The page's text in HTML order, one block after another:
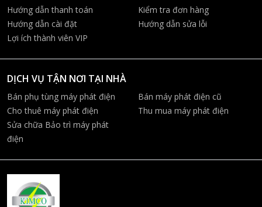
Hướng dẫn thanh toán
Kiểm tra đơn hàng
Hướng dẫn cài đặt
Hướng dẫn sửa lỗi
Lợi ích thành viên VIP
DỊCH VỤ TẬN NƠI TẠI NHÀ
Bán phụ tùng máy phát điện
Bán máy phát điện cũ
Cho thuê máy phát điện
Thu mua máy phát điện
Sửa chữa Bảo trì máy phát
điện